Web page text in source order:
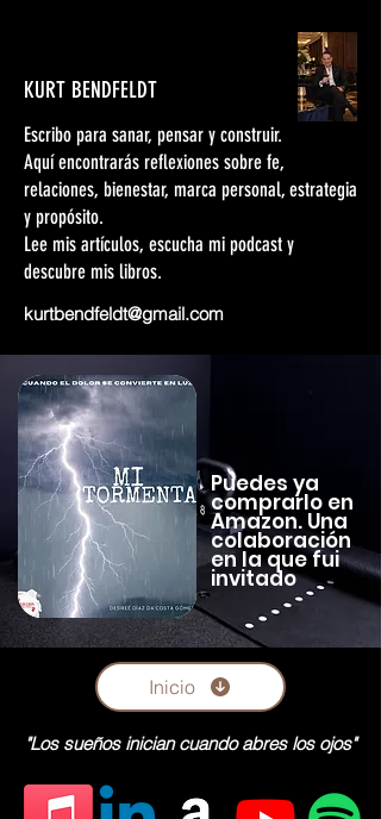
KURT BENDFELDT
Escribo para sanar, pensar y construir.
Aquí encontrarás reflexiones sobre fe,
relaciones, bienestar, marca personal, estrategia
y propósito.
Lee mis artículos, escucha mi podcast y
descubre mis libros.
kurtbendfeldt@gmail.com
Puedes ya
comprarlo en
Amazon. Una
colaboración
en la que fui
invitado
Inicio
"Los sueños inician cuando abres los ojos"